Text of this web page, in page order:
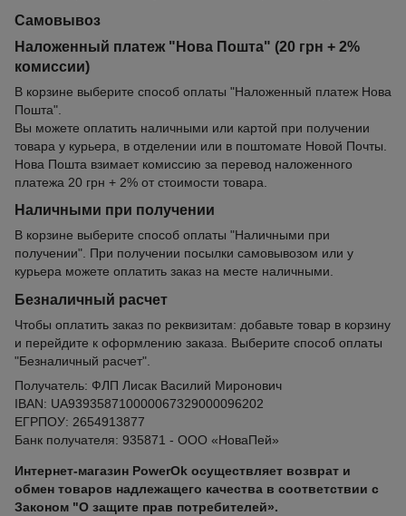
Самовывоз
Наложенный платеж "Нова Пошта" (20 грн + 2%
комиссии)
В корзине выберите способ оплаты "Наложенный платеж Нова
Пошта".
Вы можете оплатить наличными или картой при получении
товара у курьера, в отделении или в поштомате Новой Почты.
Нова Пошта взимает комиссию за перевод наложенного
платежа 20 грн + 2% от стоимости товара.
Наличными при получении
В корзине выберите способ оплаты "Наличными при
получении". При получении посылки самовывозом или у
курьера можете оплатить заказ на месте наличными.
Безналичный расчет
Чтобы оплатить заказ по реквизитам: добавьте товар в корзину
и перейдите к оформлению заказа. Выберите способ оплаты
"Безналичный расчет".
Получатель: ФЛП Лисак Василий Миронович
IBAN: UA939358710000067329000096202
ЕГРПОУ: 2654913877
Банк получателя: 935871 - ООО «НоваПей»
Интернет-магазин PowerOk осуществляет возврат и
обмен товаров надлежащего качества в соответствии с
Законом "О защите прав потребителей».